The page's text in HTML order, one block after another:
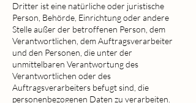
Dritter ist eine natürliche oder juristische
Person, Behörde, Einrichtung oder andere
Stelle außer der betroffenen Person, dem
Verantwortlichen, dem Auftragsverarbeiter
und den Personen, die unter der
unmittelbaren Verantwortung des
Verantwortlichen oder des
Auftragsverarbeiters befugt sind, die
personenbezogenen Daten zu verarbeiten.